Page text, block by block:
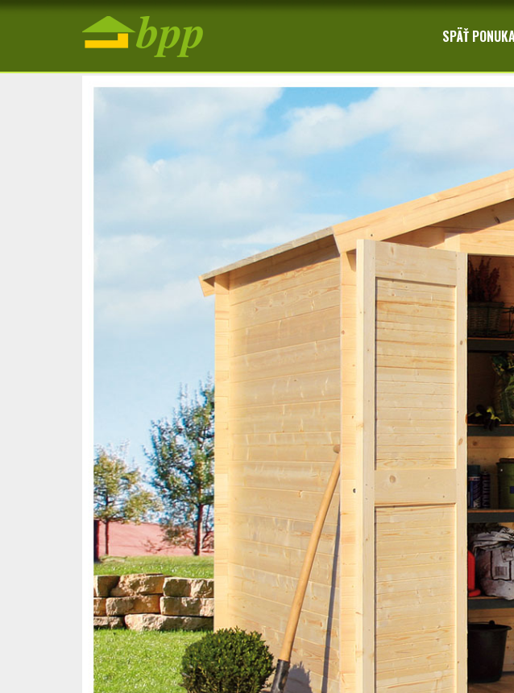
Záhradný drevený domček na náradie BPP SPÄŤ